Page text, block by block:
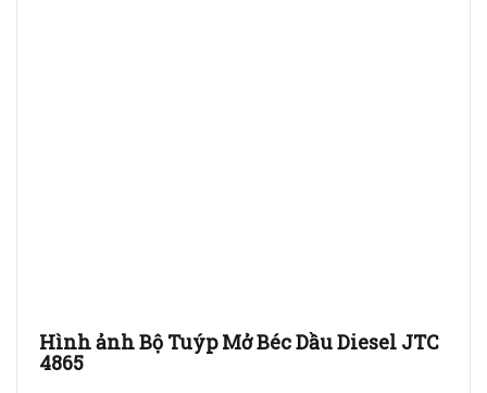
Hình ảnh Bộ Tuýp Mở Béc Dầu Diesel JTC
4865